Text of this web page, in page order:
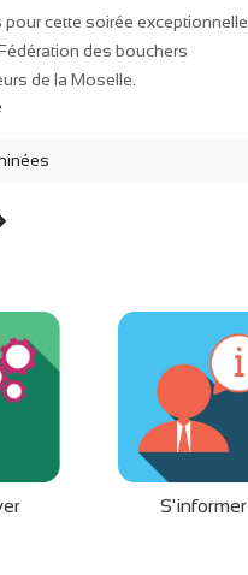
cette soirée exceptionnelle
des bouchers
de la Moselle.
S'informer